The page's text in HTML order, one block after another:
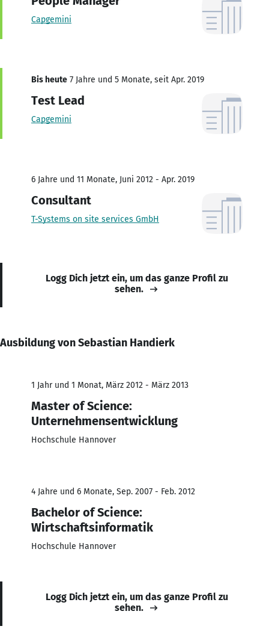
Capgemini
Bis heute 7 Jahre und 5 Monate, seit Apr. 2019
Test Lead
Capgemini
6 Jahre und 11 Monate, Juni 2012 - Apr. 2019
Consultant
T-Systems on site services GmbH
Logg Dich jetzt ein, um das ganze Profil zu
sehen.
Ausbildung von Sebastian Handierk
1 Jahr und 1 Monat, März 2012 - März 2013
Master of Science:
Unternehmensentwicklung
Hochschule Hannover
4 Jahre und 6 Monate, Sep. 2007 - Feb. 2012
Bachelor of Science:
Wirtschaftsinformatik
Hochschule Hannover
Logg Dich jetzt ein, um das ganze Profil zu
sehen.